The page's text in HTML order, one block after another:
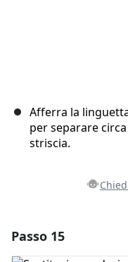
Afferra la
per separare
striscia.
Passo 15